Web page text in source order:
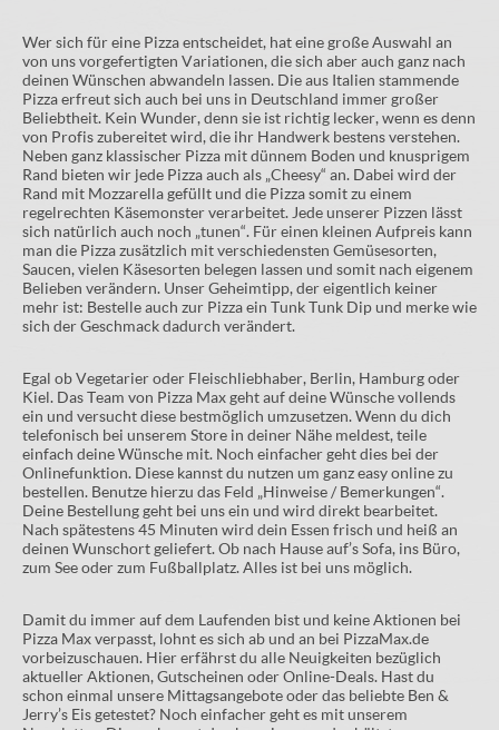
Wer sich für eine Pizza entscheidet, hat eine große Auswahl an
von uns vorgefertigten Variationen, die sich aber auch ganz nach
deinen Wünschen abwandeln lassen. Die aus Italien stammende
Pizza erfreut sich auch bei uns in Deutschland immer großer
Beliebtheit. Kein Wunder, denn sie ist richtig lecker, wenn es denn
von Profis zubereitet wird, die ihr Handwerk bestens verstehen.
Neben ganz klassischer Pizza mit dünnem Boden und knusprigem
Rand bieten wir jede Pizza auch als „Cheesy“ an. Dabei wird der
Rand mit Mozzarella gefüllt und die Pizza somit zu einem
regelrechten Käsemonster verarbeitet. Jede unserer Pizzen lässt
sich natürlich auch noch „tunen“. Für einen kleinen Aufpreis kann
man die Pizza zusätzlich mit verschiedensten Gemüsesorten,
Saucen, vielen Käsesorten belegen lassen und somit nach eigenem
Belieben verändern. Unser Geheimtipp, der eigentlich keiner
mehr ist: Bestelle auch zur Pizza ein Tunk Tunk Dip und merke wie
sich der Geschmack dadurch verändert.
Egal ob Vegetarier oder Fleischliebhaber, Berlin, Hamburg oder
Kiel. Das Team von Pizza Max geht auf deine Wünsche vollends
ein und versucht diese bestmöglich umzusetzen. Wenn du dich
telefonisch bei unserem Store in deiner Nähe meldest, teile
einfach deine Wünsche mit. Noch einfacher geht dies bei der
Onlinefunktion. Diese kannst du nutzen um ganz easy online zu
bestellen. Benutze hierzu das Feld „Hinweise / Bemerkungen“.
Deine Bestellung geht bei uns ein und wird direkt bearbeitet.
Nach spätestens 45 Minuten wird dein Essen frisch und heiß an
deinen Wunschort geliefert. Ob nach Hause auf’s Sofa, ins Büro,
zum See oder zum Fußballplatz. Alles ist bei uns möglich.
Damit du immer auf dem Laufenden bist und keine Aktionen bei
Pizza Max verpasst, lohnt es sich ab und an bei PizzaMax.de
vorbeizuschauen. Hier erfährst du alle Neuigkeiten bezüglich
aktueller Aktionen, Gutscheinen oder Online-Deals. Hast du
schon einmal unsere Mittagsangebote oder das beliebte Ben &
Jerry’s Eis getestet? Noch einfacher geht es mit unserem